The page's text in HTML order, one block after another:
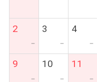
2
ー
3
ー
4
ー
9
ー
10
ー
11
ー